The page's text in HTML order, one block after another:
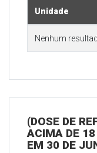
Unidade
Nenhum
(DOSE DE
ACIMA DE 18
EM 30 DE